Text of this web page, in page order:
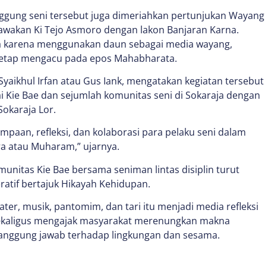
seni tersebut juga dimeriahkan pertunjukan Wayang
Ki Tejo Asmoro dengan lakon Banjaran Karna.
menggunakan daun sebagai media wayang,
mengacu pada epos Mahabharata.
Irfan atau Gus Iank, mengatakan kegiatan tersebut
Bae dan sejumlah komunitas seni di Sokaraja dengan
Lor.
refleksi, dan kolaborasi para pelaku seni dalam
atau Muharam,” ujarnya.
Kie Bae bersama seniman lintas disiplin turut
bertajuk Hikayah Kehidupan.
musik, pantomim, dan tari itu menjadi media refleksi
mengajak masyarakat merenungkan makna
jawab terhadap lingkungan dan sesama.